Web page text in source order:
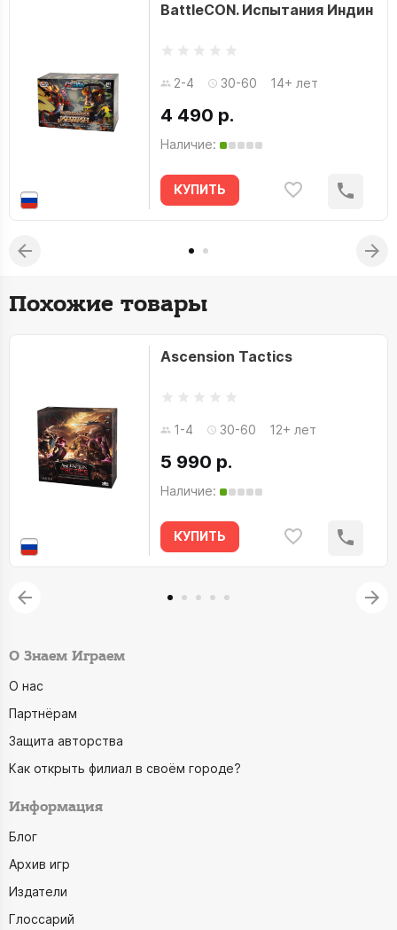
BattleCON. Испытания Индин
2-4 30-60 14+ лет
4 490 р.
Наличие:
КУПИТЬ
Похожие товары
Ascension Tactics
1-4 30-60 12+ лет
5 990 р.
Наличие:
КУПИТЬ
О Знаем Играем
О нас
Партнёрам
Защита авторства
Как открыть филиал в своём городе?
Информация
Блог
Архив игр
Издатели
Глоссарий